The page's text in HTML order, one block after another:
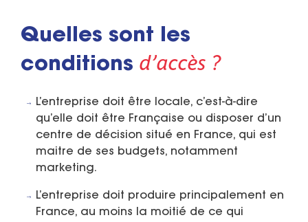
Quelles sont les
conditions d’accès ?
L’entreprise doit être locale, c’est-à-dire
qu’elle doit être Française ou disposer d’un
centre de décision situé en France, qui est
maitre de ses budgets, notamment
marketing.
L’entreprise doit produire principalement en
France, au moins la moitié de ce qui